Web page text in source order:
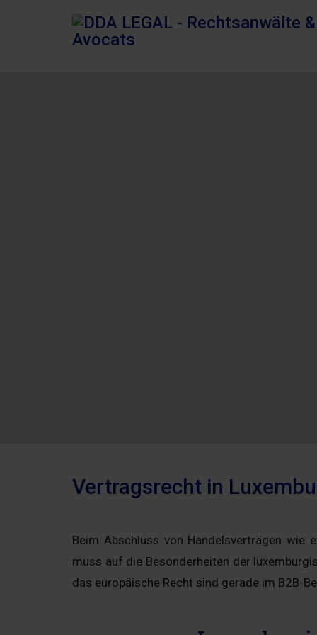
Vertragsrecht in
Beim Abschluss von Handelsverträgen wie
muss auf die Besonderheiten der
das europäische Recht sind gerade im B2B-